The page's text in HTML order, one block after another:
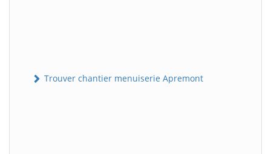
Trouver chantier menuiserie Apremont